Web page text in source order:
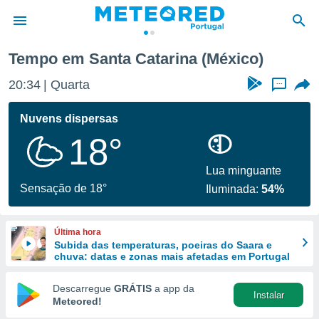
da
foi
fornecidas
a este
das
e
forma
digital
Tempo em Santa Catarina (México)
20:34 Quarta ...
Nuvens dispersas
18°
Sensação de 18°
Lua minguante
Iluminada:54%
Última hora
Subida das temperaturas, poeiras do Saara e
chuva: datas e zonas mais afetadas em Portugal
Descarregue GRÁTIS a app da
Meteored!
Instalar